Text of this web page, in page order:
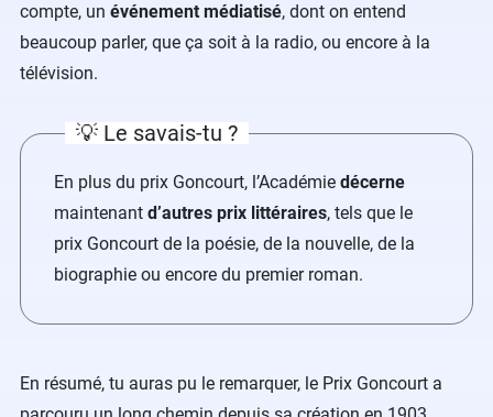
compte, un événement médiatisé, dont on entend
beaucoup parler, que ça soit à la radio, ou encore à la
télévision.
💡 Le savais-tu ?
En plus du prix Goncourt, l’Académie décerne
maintenant d’autres prix littéraires, tels que le
prix Goncourt de la poésie, de la nouvelle, de la
biographie ou encore du premier roman.
En résumé, tu auras pu le remarquer, le Prix Goncourt a